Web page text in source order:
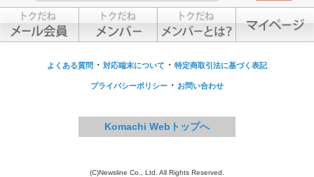
よくある質問 ・ 対応端末について ・ 特定商取引法に基づく表記
プライバシーポリシー ・ お問い合わせ
Komachi Webトップへ
(C)Newsline Co., Ltd. All Rights Reserved.